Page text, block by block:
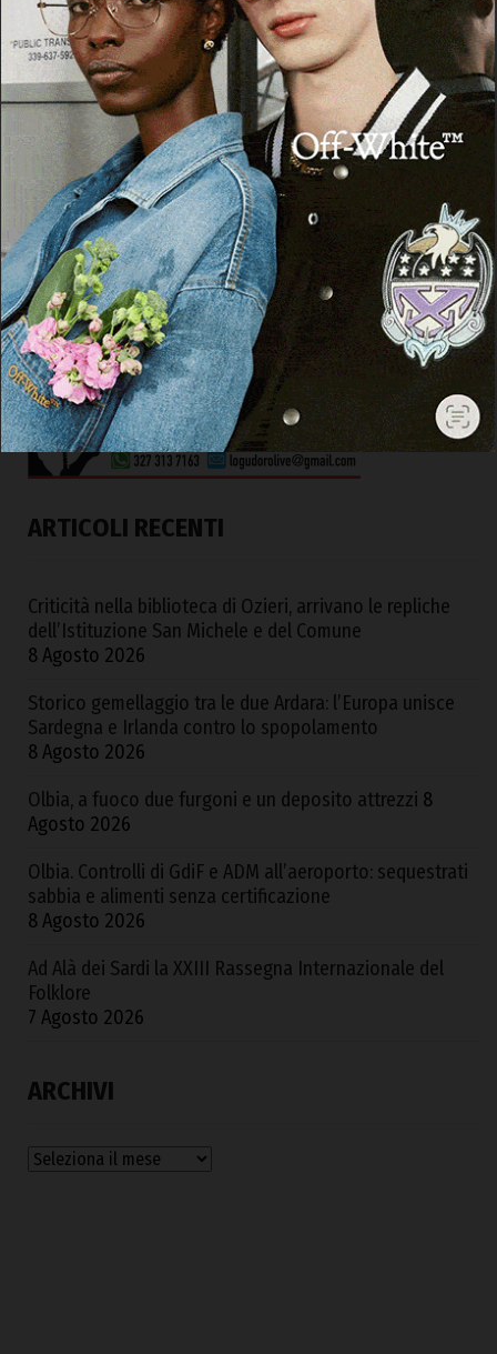
ARTICOLI RECENTI
Criticità nella biblioteca di Ozieri, arrivano le repliche
dell’Istituzione San Michele e del Comune
8 Agosto 2026
Storico gemellaggio tra le due Ardara: l’Europa unisce
Sardegna e Irlanda contro lo spopolamento
8 Agosto 2026
Olbia, a fuoco due furgoni e un deposito attrezzi 8
Agosto 2026
Olbia. Controlli di GdiF e ADM all’aeroporto: sequestrati
sabbia e alimenti senza certificazione
8 Agosto 2026
Ad Alà dei Sardi la XXIII Rassegna Internazionale del
Folklore
7 Agosto 2026
ARCHIVI
Archivi